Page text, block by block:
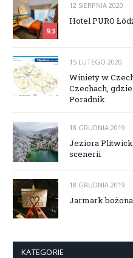
9.3
12 SIERPNIA 2020
Hotel PURO
15 LUTEGO 2020
Winiety w
Czechach,
Poradnik.
18 GRUDNIA 2019
Jeziora
scenerii
18 GRUDNIA 2019
Jarmark
KATEGORIE